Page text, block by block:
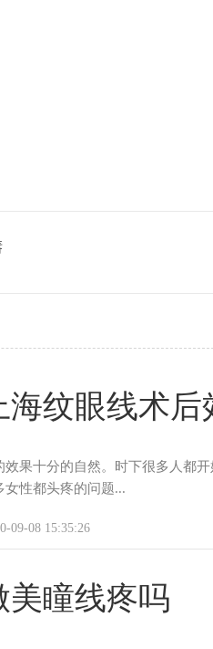
海纹眼线术后
效果十分的自然。时下很多人都
女性都头疼的问题...
09-08 15:35:26
美瞳线疼吗